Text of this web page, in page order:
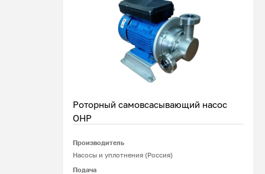
Роторный самовсасывающий насос
ОНР
Производитель
Насосы и уплотнения (Россия)
Подача